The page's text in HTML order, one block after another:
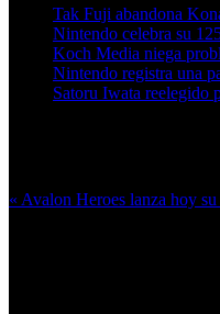
Tak Fuji abandona
Nintendo celebra su
Koch Media niega
Nintendo registra una
Satoru Iwata reelegido
« Avalon Heroes lanza hoy